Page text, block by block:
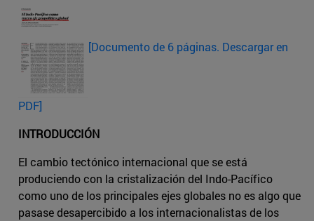
[Documento de 6 páginas. Descargar en
PDF]
INTRODUCCIÓN
El cambio tectónico internacional que se está
produciendo con la cristalización del Indo-Pacífico
como uno de los principales ejes globales no es algo que
pasase desapercibido a los internacionalistas de los